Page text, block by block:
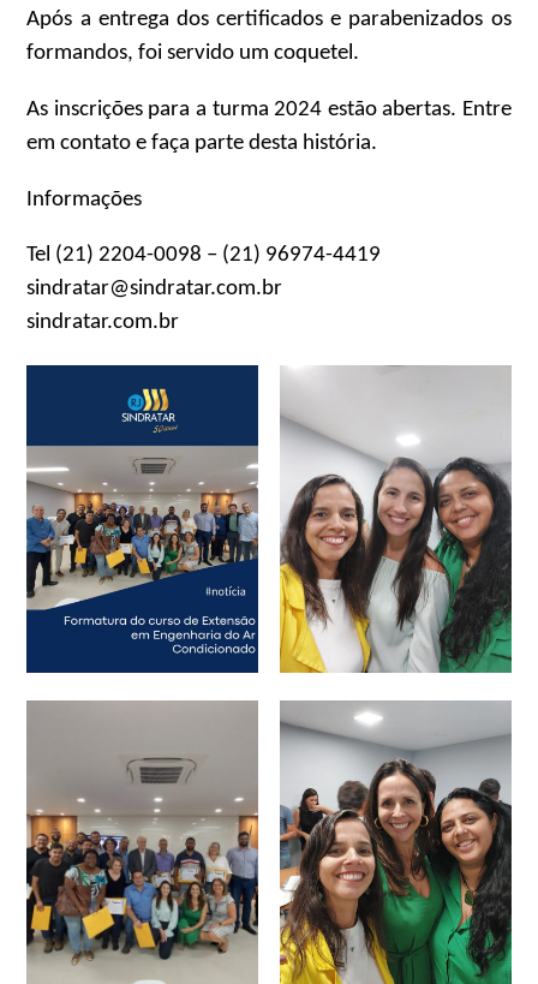
Após a entrega dos certificados e parabenizados os
formandos, foi servido um coquetel.
As inscrições para a turma 2024 estão abertas. Entre
em contato e faça parte desta história.
Informações
Tel (21) 2204-0098 – (21) 96974-4419
sindratar@sindratar.com.br
sindratar.com.br